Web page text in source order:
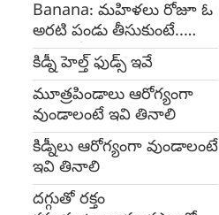
Banana: మహిళలు రోజూ ఓ
అరటి పండు తీసుకుంటే..
అందం మీ సొంతం
కిడ్నీ హెల్త్ ఫుడ్స్ ఇవే
మూత్రపిండాలు ఆరోగ్యంగా
వుండాలంటే ఇవి తినాలి
కిడ్నీలు ఆరోగ్యంగా వుండాలంటే
ఇవి తినాలి
దగ్గుతో రక్తం